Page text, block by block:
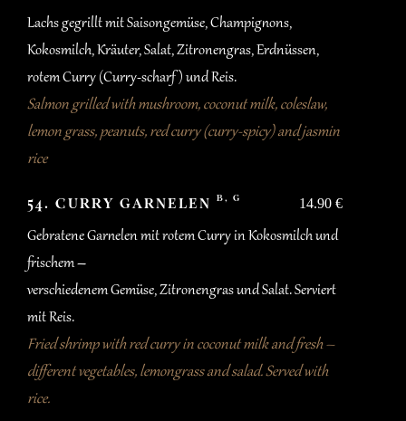
Lachs gegrillt mit Saisongemüse, Champignons,
Kokosmilch, Kräuter, Salat, Zitronengras, Erdnüssen,
rotem Curry (Curry-scharf ) und Reis.
Salmon grilled with mushroom, coconut milk, coleslaw,
lemon grass, peanuts, red curry (curry-spicy) and jasmin
rice
54. CURRY GARNELEN B, G 14.90 €
Gebratene Garnelen mit rotem Curry in Kokosmilch und
frischem –
verschiedenem Gemüse, Zitronengras und Salat. Serviert
mit Reis.
Fried shrimp with red curry in coconut milk and fresh –
different vegetables, lemongrass and salad. Served with
rice.